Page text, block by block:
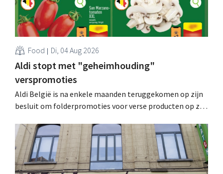
Food Di, 04 Aug 2026
Aldi stopt met "geheimhouding"
verspromoties
Aldi België is na enkele maanden teruggekomen op zijn
besluit om folderpromoties voor verse producten op zijn
werking treden: "Onze klanten willen goed
geïnformeerd worden." .